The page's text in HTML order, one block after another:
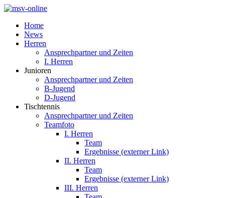
Home
News
Herren
Ansprechpartner und Zeiten
I. Herren
Junioren
Ansprechpartner und Zeiten
B-Jugend
D-Jugend
Tischtennis
Ansprechpartner und Zeiten
Teamfoto
I. Herren
Team
Ergebnisse (externer Link)
II. Herren
Team
Ergebnisse (externer Link)
III. Herren